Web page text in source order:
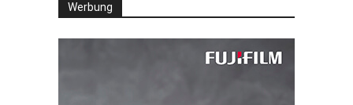
Werbung